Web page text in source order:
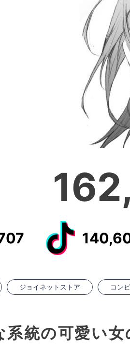
ジョイネットストア コン
系統の可愛い女